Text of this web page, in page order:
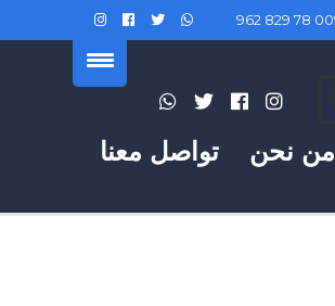
تواصل معنا من نحن